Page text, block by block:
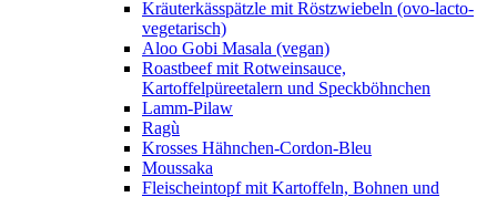
Kräuterkässpätzle mit Röstzwiebeln (ovo-lacto-
vegetarisch)
Aloo Gobi Masala (vegan)
Roastbeef mit Rotweinsauce,
Kartoffelpüreetalern und Speckböhnchen
Lamm-Pilaw
Ragù
Krosses Hähnchen-Cordon-Bleu
Moussaka
Fleischeintopf mit Kartoffeln, Bohnen und